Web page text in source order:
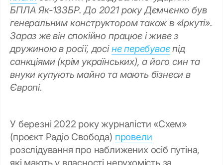
БПЛА Як-133БР. До 2021 року Дємчєнко був
генеральним конструктором також в «Іркуті».
Зараз же він спокійно працює і живе з
дружиною в росії, досіне перебуваєпід
санкціями (крім українських), а його син та
внуки купують майно та мають бізнеси в
Європі.
У березні 2022 року журналісти «Схем»
(проєкт Радіо Свобода) провели
розслідування про наближених осіб путіна,
які мають у власності нерухомість за